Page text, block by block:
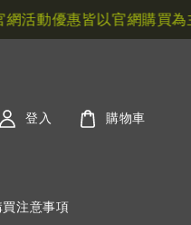
動優惠皆以官網購買為主!
買注意事項
登入 購物車